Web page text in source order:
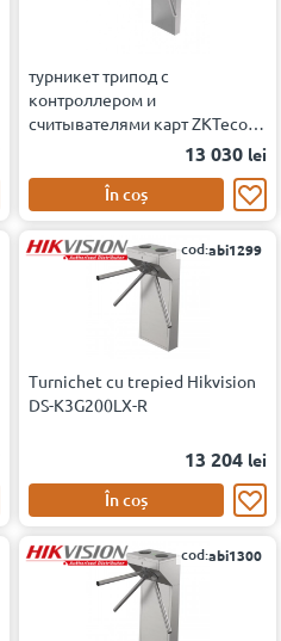
турникет трипод с
контроллером и
считывателями карт ZKTeco
TS1000 Plus [EM/MF]13 030 lei
În coș
cod:abi1299
Turnichet cu trepied Hikvision
DS-K3G200LX-R
13 204 lei
În coș
cod:abi1300